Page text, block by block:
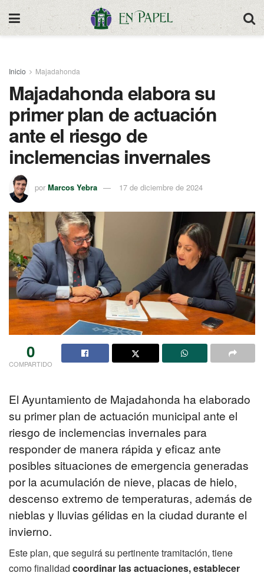
Inicio Majadahonda
Majadahonda elabora su
primer plan de actuación
ante el riesgo de
inclemencias invernales
por Marcos Yebra 17 de diciembre de 2024
0
COMPARTIDO
El Ayuntamiento de Majadahonda ha elaborado
su primer plan de actuación municipal ante el
riesgo de inclemencias invernales para
responder de manera rápida y eficaz ante
posibles situaciones de emergencia generadas
por la acumulación de nieve, placas de hielo,
descenso extremo de temperaturas, además de
nieblas y lluvias gélidas en la ciudad durante el
invierno.
Este plan, que seguirá su pertinente tramitación, tiene
como finalidad coordinar las actuaciones, establecer